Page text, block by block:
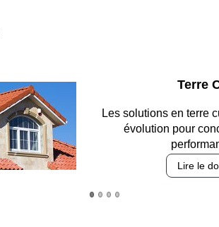
Parking et
Entre circulation,
des revêtements
Lire le